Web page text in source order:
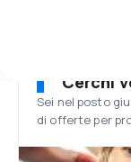
Cerchi
Sei nel posto
di offerte per